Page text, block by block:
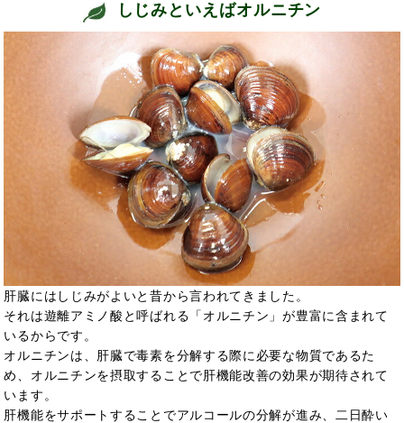
しじみといえばオルニチン
肝臓にはしじみがよいと昔から言われてきました。
それは遊離アミノ酸と呼ばれる「オルニチン」が豊富に含まれて
いるからです。
オルニチンは、肝臓で毒素を分解する際に必要な物質であるた
め、オルニチンを摂取することで肝機能改善の効果が期待されて
います。
肝機能をサポートすることでアルコールの分解が進み、二日酔い